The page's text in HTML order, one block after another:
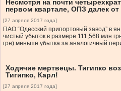
Несмотря на почти
первом квартале, ОПЗ далек от
[27 апреля 2017 года]
ПАО “Одесский припортовый завод” в
чистый убыток в размере 111,568 млн
грн) меньше убытка за аналогичный
Ходячие мертвецы. Тигипко
Тигипко, Карл!
[27 апреля 2017 года]